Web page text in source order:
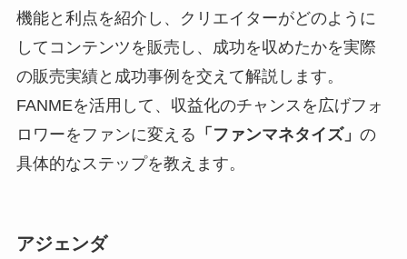
機能と利点を紹介し、クリエイターがどのように
してコンテンツを販売し、成功を収めたかを実際
の販売実績と成功事例を交えて解説します。
FANMEを活用して、収益化のチャンスを広げフォ
ロワーをファンに変える 「ファンマネタイズ」 の
具体的なステップを教えます。
アジェンダ